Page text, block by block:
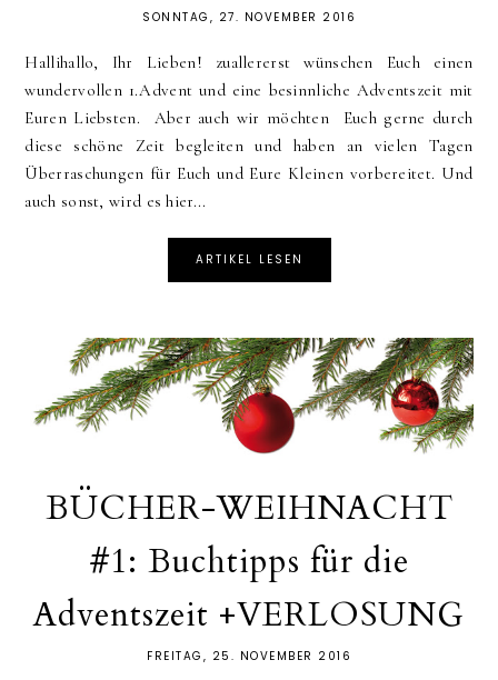
SONNTAG, 27. NOVEMBER 2016
Hallihallo, Ihr Lieben! zuallererst wünschen Euch einen
wundervollen 1.Advent und eine besinnliche Adventszeit mit
Euren Liebsten. Aber auch wir möchten Euch gerne durch
diese schöne Zeit begleiten und haben an vielen Tagen
Überraschungen für Euch und Eure Kleinen vorbereitet. Und
auch sonst, wird es hier...
ARTIKEL LESEN
BÜCHER-WEIHNACHT
#1: Buchtipps für die
Adventszeit +VERLOSUNG
FREITAG, 25. NOVEMBER 2016